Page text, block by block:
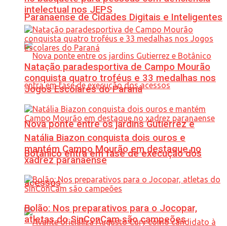
Paranaense de Cidades Digitais e Inteligentes
Nova ponte entre os jardins Gutierrez e
Botânico entra em fase de execução dos
acessos
intelectual nos JEPS
Natação paradesportiva de Campo Mourão
conquista quatro troféus e 33 medalhas nos
Jogos Escolares do Paraná
Natália Biazon conquista dois ouros e
mantém Campo Mourão em destaque no
xadrez paranaense
Bolão: Nos preparativos para o Jocopar,
atletas do SinConCam são campeões